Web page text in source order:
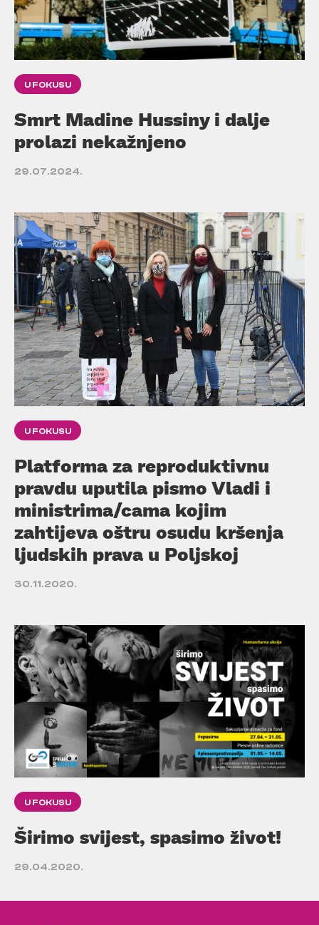
U FOKUSU
Smrt Madine Hussiny i dalje
prolazi nekažnjeno
29.07.2024.
U FOKUSU
Platforma za reproduktivnu
pravdu uputila pismo Vladi i
ministrima/cama kojim
zahtijeva oštru osudu kršenja
ljudskih prava u Poljskoj
30.11.2020.
U FOKUSU
Širimo svijest, spasimo život!
29.04.2020.